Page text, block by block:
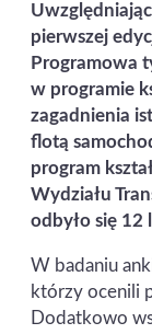
pierwszej
Programowa
w programie
zagadnienia
flotą
program
Wydziału
odbyło się 12
W badaniu
którzy ocenili
Dodatkowo